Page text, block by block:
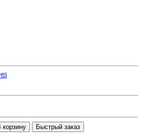
корзину Быстрый заказ